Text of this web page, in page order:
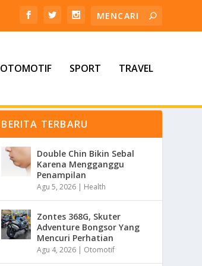
OTOMOTIF SPORT TRAVEL
BERITA TERBARU
Double Chin Bikin Sebal
Karena Mengganggu
Penampilan
Agu 5, 2026 | Health
Zontes 368G, Skuter
Adventure Bongsor Yang
Mencuri Perhatian
Agu 4, 2026 | Otomotif